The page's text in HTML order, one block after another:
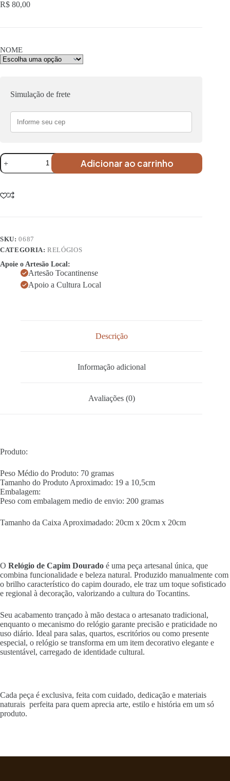
R$ 80,00
NOME
Simulação de frete
Adicionar ao carrinho
SKU:0687
CATEGORIA:RELÓGIOS
Apoie o Artesão Local:
Artesão Tocantinense
Apoio a Cultura Local
Descrição
Informação adicional
Avaliações (0)
Produto:
Peso Médio do Produto: 70 gramas
Tamanho do Produto Aproximado: 19 a 10,5cm
Embalagem:
Peso com embalagem medio de envio: 200 gramas
Tamanho da Caixa Aproximadado: 20cm x 20cm x 20cm
O Relógio de Capim Dourado é uma peça artesanal única, que
combina funcionalidade e beleza natural. Produzido manualmente com
o brilho característico do capim dourado, ele traz um toque sofisticado
e regional à decoração, valorizando a cultura do Tocantins.
Seu acabamento trançado à mão destaca o artesanato tradicional,
enquanto o mecanismo do relógio garante precisão e praticidade no
uso diário. Ideal para salas, quartos, escritórios ou como presente
especial, o relógio se transforma em um item decorativo elegante e
sustentável, carregado de identidade cultural.
Cada peça é exclusiva, feita com cuidado, dedicação e materiais
naturais perfeita para quem aprecia arte, estilo e história em um só
produto.